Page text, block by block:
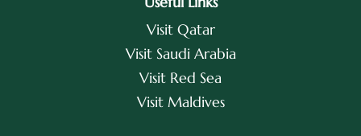
Visit Qatar
Visit Saudi Arabia
Visit Red Sea
Visit Maldives